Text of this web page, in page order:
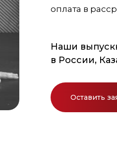
Наши
в России,
Оставить
оплата в